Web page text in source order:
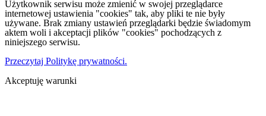
Użytkownik serwisu może zmienić w swojej przeglądarce
internetowej ustawienia "cookies" tak, aby pliki te nie były
używane. Brak zmiany ustawień przeglądarki będzie świadomym
aktem woli i akceptacji plików "cookies" pochodzących z
niniejszego serwisu.
Przeczytaj Politykę prywatności.
Akceptuję warunki